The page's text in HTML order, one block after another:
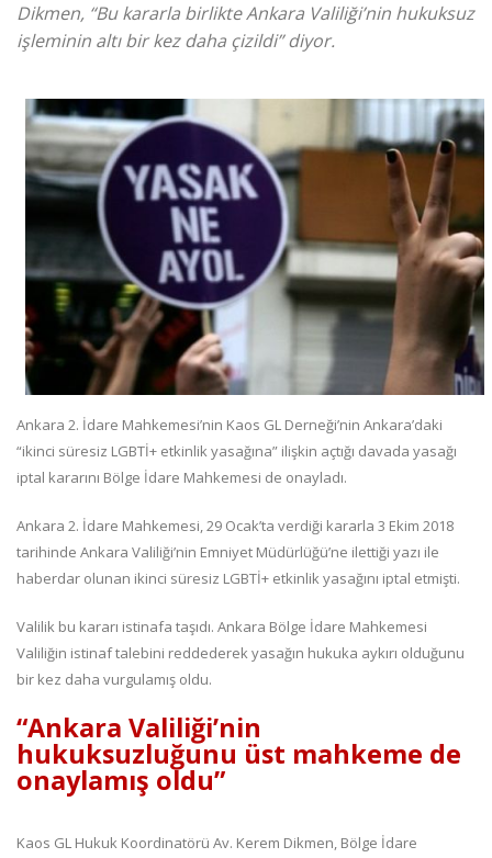
Dikmen, “Bu kararla birlikte Ankara Valiliği’nin hukuksuz
işleminin altı bir kez daha çizildi” diyor.
Ankara 2. İdare Mahkemesi’nin Kaos GL Derneği’nin Ankara’daki
“ikinci süresiz LGBTİ+ etkinlik yasağına” ilişkin açtığı davada yasağı
iptal kararını Bölge İdare Mahkemesi de onayladı.
Ankara 2. İdare Mahkemesi, 29 Ocak’ta verdiği kararla 3 Ekim 2018
tarihinde Ankara Valiliği’nin Emniyet Müdürlüğü’ne ilettiği yazı ile
haberdar olunan ikinci süresiz LGBTİ+ etkinlik yasağını iptal etmişti.
Valilik bu kararı istinafa taşıdı. Ankara Bölge İdare Mahkemesi
Valiliğin istinaf talebini reddederek yasağın hukuka aykırı olduğunu
bir kez daha vurgulamış oldu.
“Ankara Valiliği’nin
hukuksuzluğunu üst mahkeme de
onaylamış oldu”
Kaos GL Hukuk Koordinatörü Av. Kerem Dikmen, Bölge İdare